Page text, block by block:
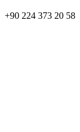
+90 224 373 20 58